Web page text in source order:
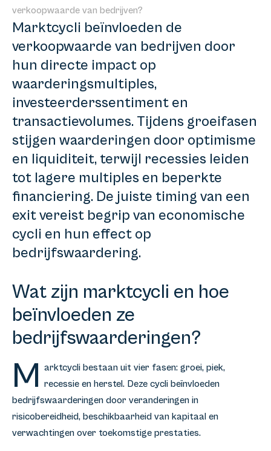
verkoopwaarde van bedrijven?
Marktcycli beïnvloeden de
verkoopwaarde van bedrijven door
hun directe impact op
waarderingsmultiples,
investeerderssentiment en
transactievolumes. Tijdens groeifasen
stijgen waarderingen door optimisme
en liquiditeit, terwijl recessies leiden
tot lagere multiples en beperkte
financiering. De juiste timing van een
exit vereist begrip van economische
cycli en hun effect op
bedrijfswaardering.
Wat zijn marktcycli en hoe
beïnvloeden ze
bedrijfswaarderingen?
M arktcycli bestaan uit vier fasen: groei, piek,
recessie en herstel. Deze cycli beïnvloeden
bedrijfswaarderingen door veranderingen in
risicobereidheid, beschikbaarheid van kapitaal en
verwachtingen over toekomstige prestaties.